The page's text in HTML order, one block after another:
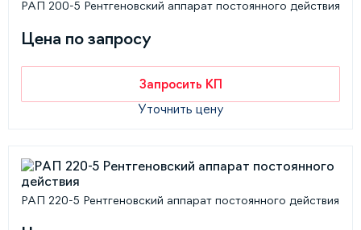
РАП 200-5 Рентгеновский аппарат постоянного действия
Цена по запросу
Запросить КП
Уточнить цену
РАП 220-5 Рентгеновский аппарат постоянного действия